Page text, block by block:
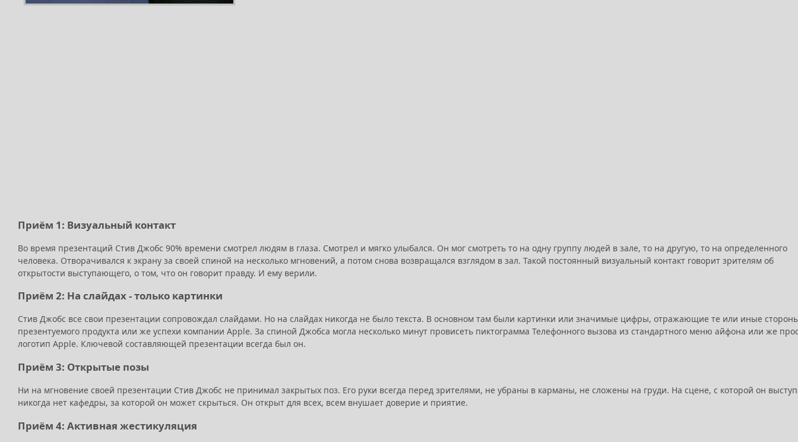
Приём 1: Визуальный контакт
Во время презентаций Стив Джобс 90% времени смотрел людям в глаза. Смотрел и мягко улыбался. Он мог смотреть то на одну группу людей в зале, то на другую, то на определенного
человека. Отворачивался к экрану за своей спиной на несколько мгновений, а потом снова возвращался взглядом в зал. Такой постоянный визуальный контакт говорит зрителям об
открытости выступающего, о том, что он говорит правду. И ему верили.
Приём 2: На слайдах - только картинки
Стив Джобс все свои презентации сопровождал слайдами. Но на слайдах никогда не было текста. В основном там были картинки или значимые цифры, отражающие те или иные
презентуемого продукта или же успехи компании Apple. За спиной Джобса могла несколько минут провисеть пиктограмма Телефонного вызова из стандартного меню айфона или же
логотип Apple. Ключевой составляющей презентации всегда был он.
Приём 3: Открытые позы
Ни на мгновение своей презентации Стив Джобс не принимал закрытых поз. Его руки всегда перед зрителями, не убраны в карманы, не сложены на груди. На сцене, с которой он
никогда нет кафедры, за которой он может скрыться. Он открыт для всех, всем внушает доверие и приятие.
Приём 4: Активная жестикуляция